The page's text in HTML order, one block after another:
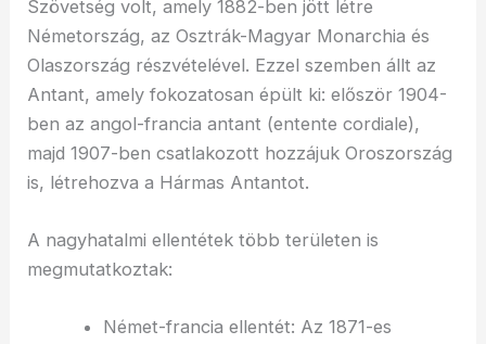
Szövetség volt, amely 1882-ben jött létre
Németország, az Osztrák-Magyar Monarchia és
Olaszország részvételével. Ezzel szemben állt az
Antant, amely fokozatosan épült ki: először 1904-
ben az angol-francia antant (entente cordiale),
majd 1907-ben csatlakozott hozzájuk Oroszország
is, létrehozva a Hármas Antantot.
A nagyhatalmi ellentétek több területen is
megmutatkoztak:
Német-francia ellentét: Az 1871-es